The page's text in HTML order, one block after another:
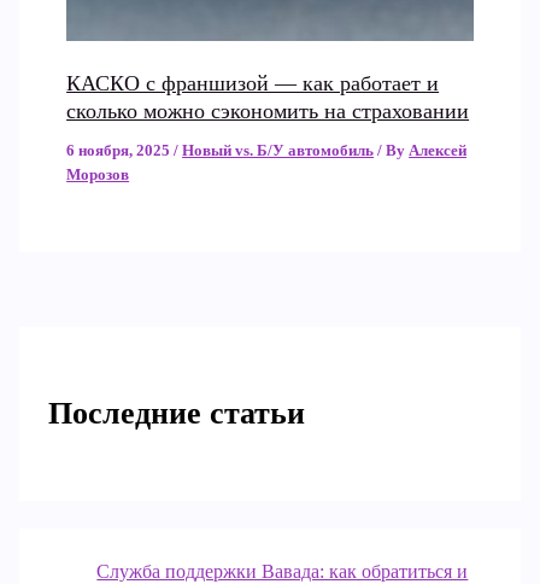
КАСКО с франшизой — как работает и
сколько можно сэкономить на страховании
6 ноября, 2025/Новый vs. Б/У автомобиль / ByАлексей
Морозов
Последние статьи
Служба поддержки Вавада: как обратиться и